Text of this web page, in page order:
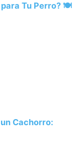
para Tu Perro? 🍽️
Cachorro: